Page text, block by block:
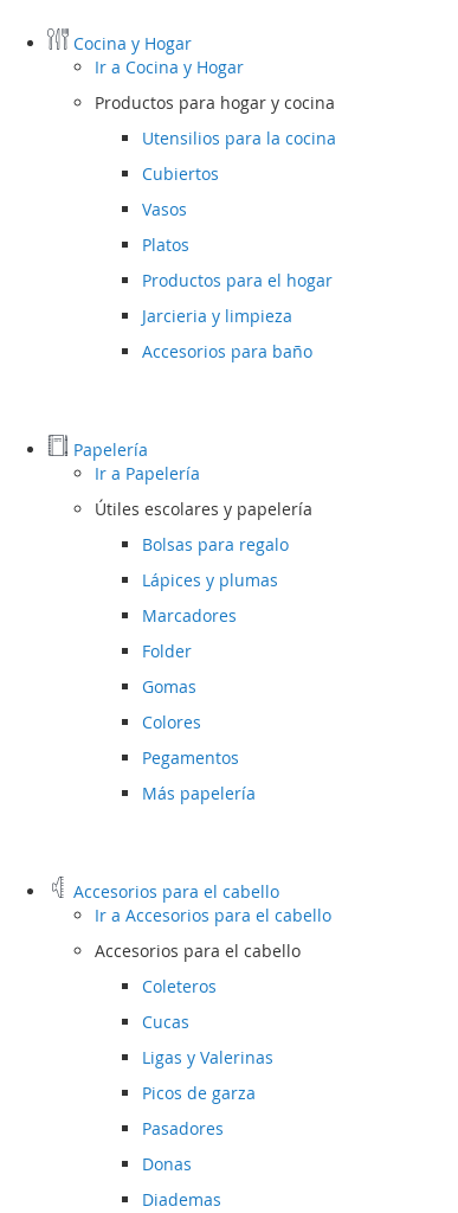
Cocina y Hogar
Ir a Cocina y Hogar
Productos para hogar y cocina
Utensilios para la cocina
Cubiertos
Vasos
Platos
Productos para el hogar
Jarcieria y limpieza
Accesorios para baño
Papelería
Ir a Papelería
Útiles escolares y papelería
Bolsas para regalo
Lápices y plumas
Marcadores
Folder
Gomas
Colores
Pegamentos
Más papelería
Accesorios para el cabello
Ir a Accesorios para el cabello
Accesorios para el cabello
Coleteros
Cucas
Ligas y Valerinas
Picos de garza
Pasadores
Donas
Diademas